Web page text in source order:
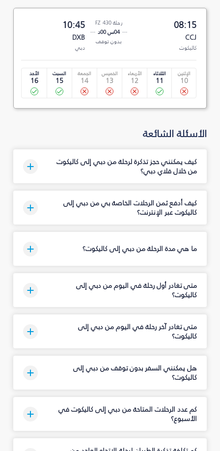
08:15
CCJ
كاليكوت
رحلة FZ 430
04س 00د
بدون توقف
10:45
DXB
دبي
الإثنين
10
الثلاثاء
11
الأربعاء
12
الخميس
13
الجمعة
14
السبت
15
الأحد
16
الأسئلة الشائعة
كيف يمكنني حجز تذكرة لرحلة من دبي إلى كاليكوت
من خلال فلاي دبي؟
كيف أدفع ثمن الرحلات الخاصة بي من دبي إلى
كاليكوت عبر الإنترنت؟
ما هي مدة الرحلة من دبي إلى كاليكوت؟
متى تغادر أول رحلة في اليوم من دبي إلى
كاليكوت؟
متى تغادر آخر رحلة في اليوم من دبي إلى
كاليكوت؟
هل يمكنني السفر بدون توقف من دبي إلى
كاليكوت؟
كم عدد الرحلات المتاحة من دبي إلى كاليكوت في
الأسبوع؟